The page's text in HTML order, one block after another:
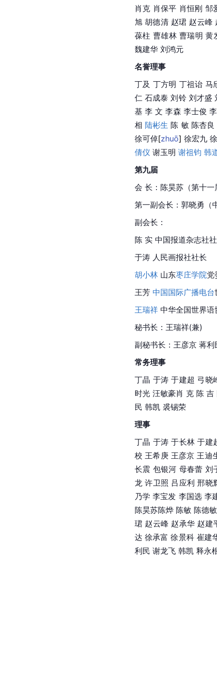
肖克 肖保平 肖恒刚 邹
旭 胡德清 赵珺 赵云峰
葆柱 曹雄林 曹瑞明
魏建华 刘鸿元
名誉理事
丁及 丁方明 丁祖诒 马
仁 石成泰 刘铃 刘才盛
基 李 文 李森 李士俊
相 陆彬生 陈 敏 陈杏
徐可倬[zhuō] 徐宏九
倩仪 谢玉明 谢祖钧 韩
第九届
会 长：陈昊苏（第十
第一副会长：郭晓勇（
副会长：
陈 实 中国报道杂志社
于涛 人民画报社社长
胡小林 山东枣庄学院党
王芳 中国国际广播电台
王瑞祥 中华全国世界
秘书长：王瑞祥(兼)
副秘书长： 王彦京 蒋
常务理事
丁晶 于涛 于建超 弓晓
时光 汪敏豪肖 克 陈
民 韩凯 裘锡荣
理事
丁晶 于涛 于长林 于
校 王希庚 王彦京 王迪
长震 包银河 母春蕾 刘
龙 许卫照 吕应利 邢晓
乃学 李宝发 李国选 李
陈昊苏陈烨 陈敏 陈德
珺 赵云峰 赵承华 赵
达 徐承富 徐景科 崔建
利民 谢龙飞 韩凯 释永